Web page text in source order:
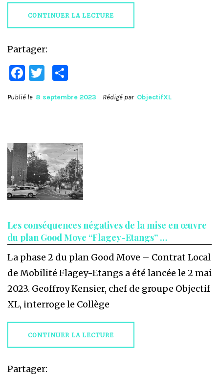
CONTINUER LA LECTURE
Partager:
Facebook
Twitter
Publié le 8 septembre 2023 Rédigé par ObjectifXL
Les conséquences négatives de la mise en œuvre
du plan Good Move “Flagey-Etangs” …
La phase 2 du plan Good Move – Contrat Local
de Mobilité Flagey-Etangs a été lancée le 2 mai
2023. Geoffroy Kensier, chef de groupe Objectif
XL, interroge le Collège
CONTINUER LA LECTURE
Partager: